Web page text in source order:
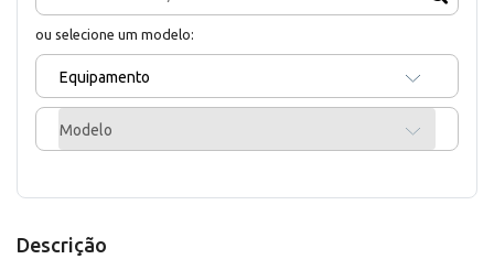
ou selecione um modelo:
Equipamento
Modelo
Descrição